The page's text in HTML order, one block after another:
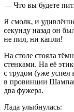
— Что вы будете
Я смолк, и
секунду назад он
не пил, ни капли!
На столе стояла
стенками. На её
с трудом (уже успел
в провинции
два фужера.
Лада улыбнулась: